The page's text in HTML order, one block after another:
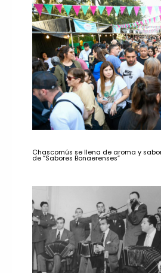
Chascomús se llena de aroma y
de “Sabores Bonaerenses”